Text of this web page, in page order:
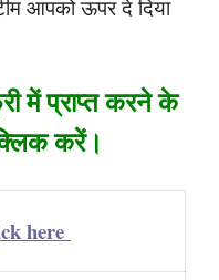
आपको ऊपर दे दिया
में प्राप्त करने के
करें।
here